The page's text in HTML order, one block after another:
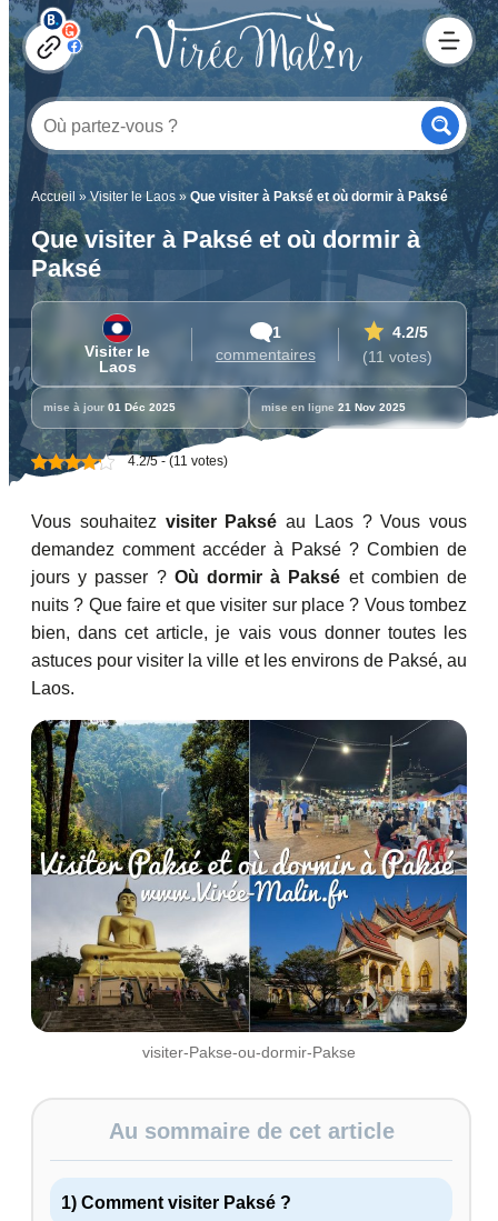
Accueil »Visiter le Laos » Que visiter à Paksé et où dormir à Paksé
Que visiter à Paksé et où dormir à
Paksé
Visiter le
Laos
1
commentaires
4.2/5
(11 votes)
mise à jour 01 Déc 2025 mise en ligne 21 Nov 2025
4.2/5 - (11 votes)
Vous souhaitez visiter Paksé au Laos ? Vous vous
demandez comment accéder à Paksé ? Combien de
jours y passer ? Où dormir à Paksé et combien de
nuits ? Que faire et que visiter sur place ? Vous tombez
bien, dans cet article, je vais vous donner toutes les
astuces pour visiter la ville et les environs de Paksé, au
Laos.
visiter-Pakse-ou-dormir-Pakse
Au sommaire de cet article
1) Comment visiter Paksé ?